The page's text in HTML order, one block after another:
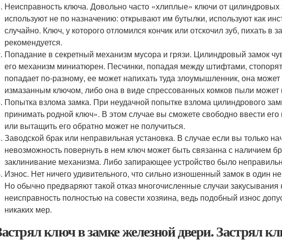
Неисправность ключа. Довольно часто «хлиплые» ключи от
используют не по назначению: открывают им бутылки, используют как
случайно. Ключ, у которого отломился кончик или отскочил зуб, пихать в
рекомендуется.
Попадание в секретный механизм мусора и грязи. Цилиндровый замок
его механизм миниатюрен. Песчинки, попадая между штифтами,
попадает по-разному, ее может напихать туда злоумышленник, она может
измазанным ключом, либо она в виде спрессованных комков пыли может
Попытка взлома замка. При неудачной попытке взлома цилиндрового
принимать родной ключ». В этом случае вы сможете свободно ввести
или вытащить его обратно может не получиться.
Заводской брак или неправильная установка. В случае если вы только
невозможность повернуть в нем ключ может быть связанна с наличием
заклинивание механизма. Либо запирающее устройство было
Износ. Нет ничего удивительного, что сильно изношенный замок в один
Но обычно предваряют такой отказ многочисленные случаи
неисправность полностью на совести хозяина, ведь подобный износ
никаких мер.
ключ в замке железной двери. Застрял